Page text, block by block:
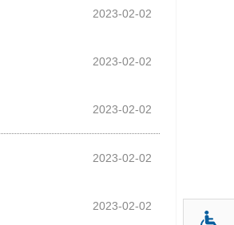
2023-02-02
2023-02-02
2023-02-02
2023-02-02
2023-02-02